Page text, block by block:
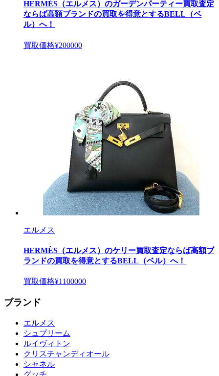
HERMÈS（エルメス）のガーデンパーティー買取査定
ならば高額ブランドの買取を得意とするBELL（ベ
ル）へ！
買取価格¥200000
エルメス
HERMÈS（エルメス）のケリー買取査定ならば高額ブ
ランドの買取を得意とするBELL（ベル）へ！
買取価格¥1100000
ブランド
エルメス
シュプリーム
ルイヴィトン
クリスチャンディオール
シャネル
グッチ